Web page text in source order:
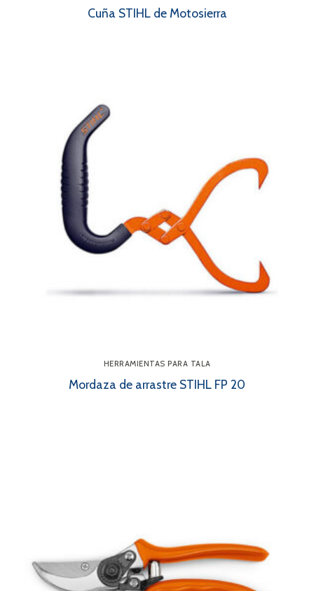
Cuña STIHL de Motosierra
HERRAMIENTAS PARA TALA
Mordaza de arrastre STIHL FP 20